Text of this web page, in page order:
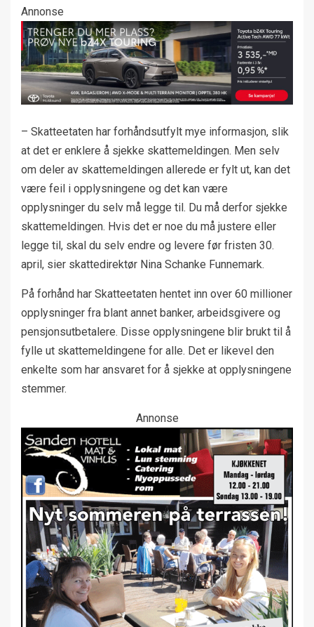
Annonse
– Skatteetaten har forhåndsutfylt mye informasjon, slik
at det er enklere å sjekke skattemeldingen. Men selv
om deler av skattemeldingen allerede er fylt ut, kan det
være feil i opplysningene og det kan være
opplysninger du selv må legge til. Du må derfor sjekke
skattemeldingen. Hvis det er noe du må justere eller
legge til, skal du selv endre og levere før fristen 30.
april, sier skattedirektør Nina Schanke Funnemark.
På forhånd har Skatteetaten hentet inn over 60 millioner
opplysninger fra blant annet banker, arbeidsgivere og
pensjonsutbetalere. Disse opplysningene blir brukt til å
fylle ut skattemeldingene for alle. Det er likevel den
enkelte som har ansvaret for å sjekke at opplysningene
stemmer.
Annonse